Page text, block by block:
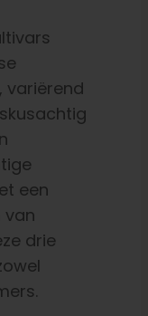
variërend
een
van
drie